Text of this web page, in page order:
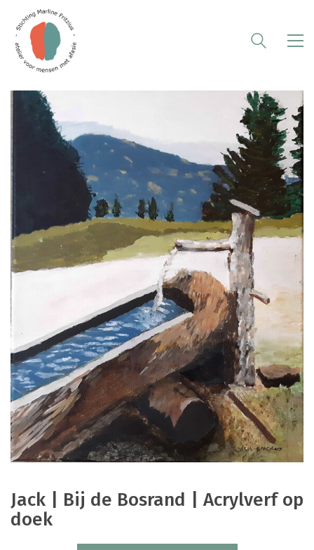
Jack | Bij de Bosrand | Acrylverf op
doek